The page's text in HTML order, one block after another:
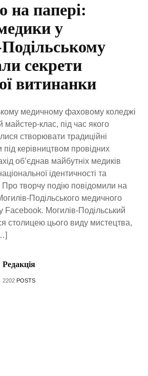
на папері:
у
секрети
витинанки
медичному фаховому коледжі
майстер-клас, під час якого
створювати традиційні
під керівництвом провідних
об’єднав майбутніх медиків
ідентичності та
Про творчу подію повідомили на
Подільського медичного
Facebook. Могилів-Подільський
столицею цього виду мистецтва,
Редакція
2202 POSTS